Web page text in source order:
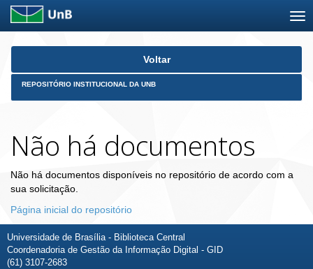
Skip
Voltar
REPOSITÓRIO INSTITUCIONAL DA UNB
Não há documentos
Não há documentos disponíveis no repositório de acordo com a
sua solicitação.
Página inicial do repositório
Universidade de Brasília - Biblioteca Central
Coordenadoria de Gestão da Informação Digital - GID
(61) 3107-2683